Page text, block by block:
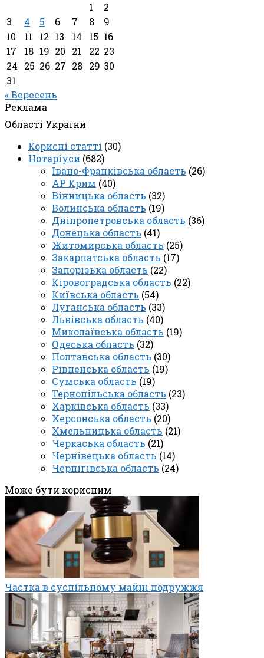
1
2
3
4 5 6 7 8
9
10
11 12 13 14 15 16
17
18 19 20 21 22 23
24
25 26 27 28 29 30
31
« Вересень
Реклама
Області України
Корисні статті (30)
Нотаріуси (682)
Івано-Франківська область (26)
АР Крим (40)
Вінницька область (32)
Волинська область (19)
Дніпропетровська область (36)
Донецька область (41)
Житомирська область (25)
Закарпатська область (17)
Запорізька область (22)
Кіровоградська область (22)
Київська область (54)
Луганська область (33)
Львівська область (40)
Миколаївська область (19)
Одеська область (32)
Полтавська область (30)
Рівненська область (19)
Сумська область (19)
Тернопільська область (23)
Харківська область (33)
Херсонська область (20)
Хмельницька область (21)
Черкаська область (21)
Чернівецька область (14)
Чернігівська область (24)
Може бути корисним
Частка в суспільному майні подружжя